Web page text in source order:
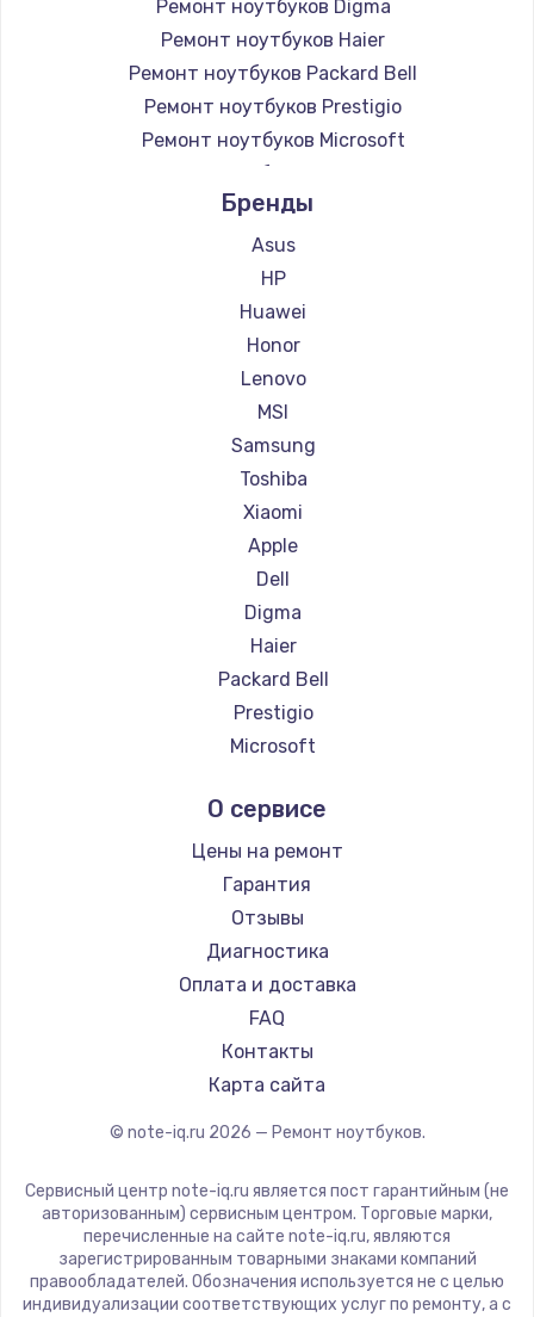
Ремонт ноутбуков Digma
Ремонт ноутбуков Haier
Ремонт ноутбуков Packard Bell
Ремонт ноутбуков Prestigio
Ремонт ноутбуков Microsoft
Ремонт ноутбуков Alienware
Ремонт ноутбуков Aquarius
Ремонт ноутбуков Gigabyte
Ремонт ноутбуков Aorus
Ремонт ноутбуков Maibenben
Ремонт ноутбуков Getac
Ремонт ноутбуков Epson
Ремонт ноутбуков Philips
Ремонт ноутбуков LG
Ремонт ноутбуков Panasonic
Ремонт ноутбуков Irbis
Ремонт ноутбуков Thunderobot
Ремонт ноутбуков Hasee
Ремонт ноутбуков ZTE
Ремонт ноутбуков Hiper
Ремонт ноутбуков Evga
Ремонт ноутбуков Google
Ремонт ноутбуков Echips
Ремонт ноутбуков Predator
Ремонт ноутбуков iru
Ремонт ноутбуков Machenike
Ремонт ноутбуков DEXP
Ремонт ноутбуков Teclast
Ремонт ноутбуков CHUWI
Ремонт ноутбуков Colorful
Бренды
Asus
HP
Huawei
Honor
Lenovo
MSI
Samsung
Toshiba
Xiaomi
Apple
Dell
Digma
Haier
Packard Bell
Prestigio
Microsoft
Aquarius
Gigabyte
Aorus
Maibenben
Getac
Epson
Philips
LG
Panasonic
ZTE
Hiper
Evga
О сервисе
Цены на ремонт
Гарантия
Отзывы
Диагностика
Оплата и доставка
FAQ
Контакты
Карта сайта
© note-iq.ru 2026 — Ремонт ноутбуков.
Сервисный центр note-iq.ru является пост гарантийным (не
авторизованным) сервисным центром. Торговые марки,
перечисленные на сайте note-iq.ru, являются
зарегистрированным товарными знаками компаний
правообладателей. Обозначения используется не с целью
индивидуализации соответствующих услуг по ремонту, а с